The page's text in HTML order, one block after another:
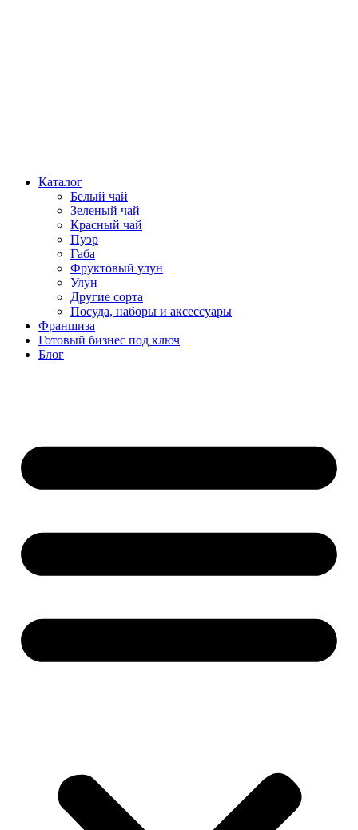
Каталог
Белый чай
Зеленый чай
Красный чай
Пуэр
Габа
Фруктовый улун
Улун
Другие сорта
Посуда, наборы и аксессуары
Франшиза
Готовый бизнес под ключ
Блог